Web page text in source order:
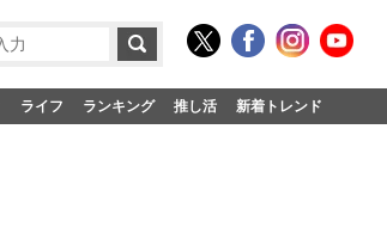
ライフ ランキング 推し活 新着トレンド